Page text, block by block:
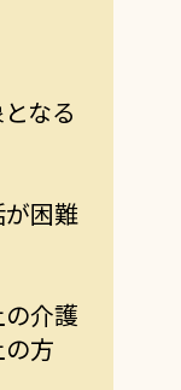
なる
が困難
介護
方